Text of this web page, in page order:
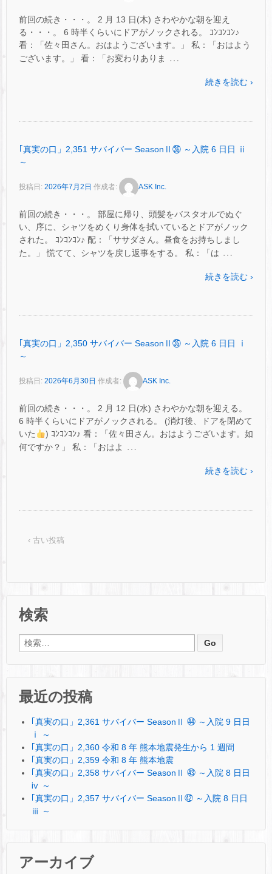
前回の続き・・・。 2 月 13 日(木) さわやかな朝を迎え
る・・・。 6 時半くらいにドアがノックされる。 ｺﾝｺﾝｺﾝ♪
看：「佐々田さん。おはようございます。」 私：「おはよう
ございます。」 看：「お変わりありま
…
続きを読む ›
｢真実の口」2,351 サバイバー SeasonⅡ㊱ ～入院 6 日日 ⅱ
～
投稿日: 2026年7月2日 作成者: ASK Inc.
前回の続き・・・。 部屋に帰り、頭髪をバスタオルでぬぐ
い、序に、シャツをめくり身体を拭いているとドアがノック
された。 ｺﾝｺﾝｺﾝ♪ 配：「ササダさん。昼食をお持ちしまし
た。」 慌てて、シャツを戻し返事をする。 私：「は …
続きを読む ›
｢真実の口」2,350 サバイバー SeasonⅡ㉟ ～入院 6 日日 ⅰ
～
投稿日: 2026年6月30日 作成者: ASK Inc.
前回の続き・・・。 2 月 12 日(水) さわやかな朝を迎える。
6 時半くらいにドアがノックされる。 (消灯後、ドアを閉めて
いた
) ｺﾝｺﾝｺﾝ♪ 看：「佐々田さん。おはようございます。如
何ですか？」 私：「おはよ
…
続きを読む ›
‹ 古い投稿
検索
検索:
最近の投稿
｢真実の口」2,361 サバイバー SeasonⅡ ㊹ ～入院 9 日日
ⅰ ～
｢真実の口」2,360 令和 8 年 熊本地震発生から 1 週間
｢真実の口」2,359 令和 8 年 熊本地震
｢真実の口」2,358 サバイバー SeasonⅡ ㊸ ～入院 8 日日
ⅳ ～
｢真実の口」2,357 サバイバー SeasonⅡ㊷ ～入院 8 日日
ⅲ ～
アーカイブ